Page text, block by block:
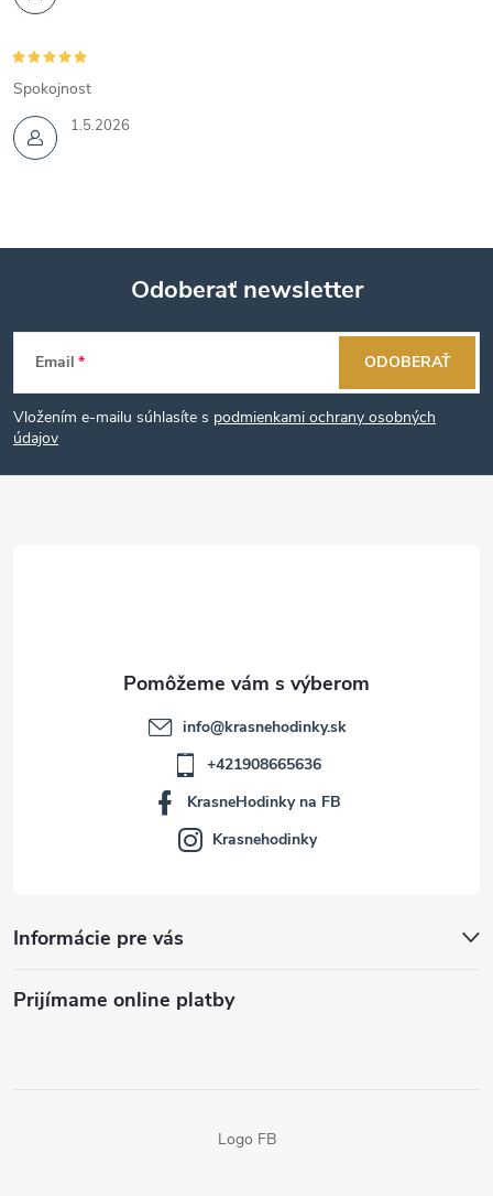
1.5.2026
Spokojnost
Z
á
p
Odoberať newsletter
Email
Vložením e-mailu súhlasíte s podmienkami ochrany osobných
údajov
ODOBERAŤ
Informácie pre vás
Prijímame online platby
info@krasnehodinky.sk
+421908665636
KrasneHodinky na FB
Krasnehodinky
Logo FB